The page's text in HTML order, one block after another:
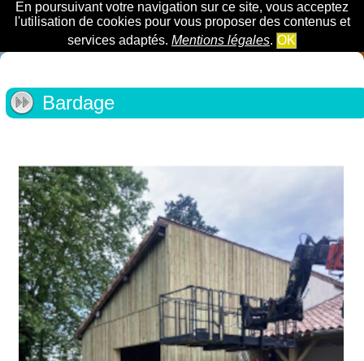
En poursuivant votre navigation sur ce site, vous acceptez
l'utilisation de cookies pour vous proposer des contenus et
services adaptés. Mentions légales. OK
Bardage